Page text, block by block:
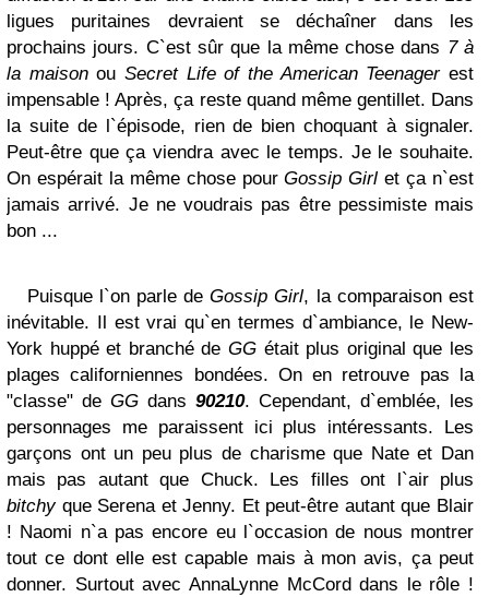
ligues puritaines devraient se déchaîner dans les
prochains jours. C`est sûr que la même chose dans 7 à
la maisonouSecret Life of the American Teenagerest
impensable ! Après, ça reste quand même gentillet. Dans
la suite de l`épisode, rien de bien choquant à signaler.
Peut-être que ça viendra avec le temps. Je le souhaite.
On espérait la même chose pourGossip Girl et ça n`est
jamais arrivé. Je ne voudrais pas être pessimiste mais
bon ...
Puisque l`on parle deGossip Girl, la comparaison est
inévitable. Il est vrai qu`en termes d`ambiance, le New-
York huppé et branché de GG était plus original que les
plages californiennes bondées. On en retrouve pas la
"classe" de GG dans 90210. Cependant, d`emblée, les
personnages me paraissent ici plus intéressants. Les
garçons ont un peu plus de charisme que Nate et Dan
mais pas autant que Chuck. Les filles ont l`air plus
bitchyque Serena et Jenny. Et peut-être autant que Blair
! Naomi n`a pas encore eu l`occasion de nous montrer
tout ce dont elle est capable mais à mon avis, ça peut
donner. Surtout avec AnnaLynne McCord dans le rôle !